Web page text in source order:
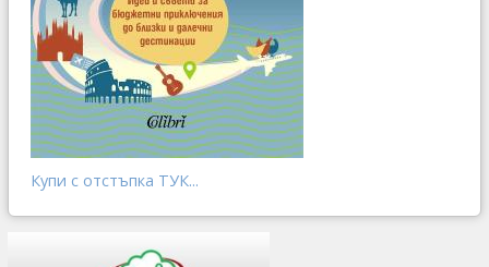
Купи с отстъпка ТУК...